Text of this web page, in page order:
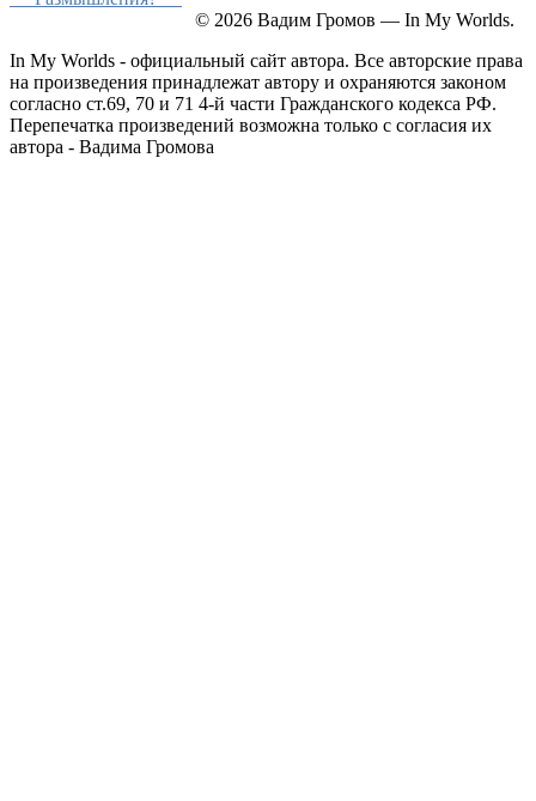
© 2026 Вадим Громов — In My Worlds.
In My Worlds - официальный сайт автора. Все авторские права
на произведения принадлежат автору и охраняются законом
согласно ст.69, 70 и 71 4-й части Гражданского кодекса РФ.
Перепечатка произведений возможна только с согласия их
автора - Вадима Громова